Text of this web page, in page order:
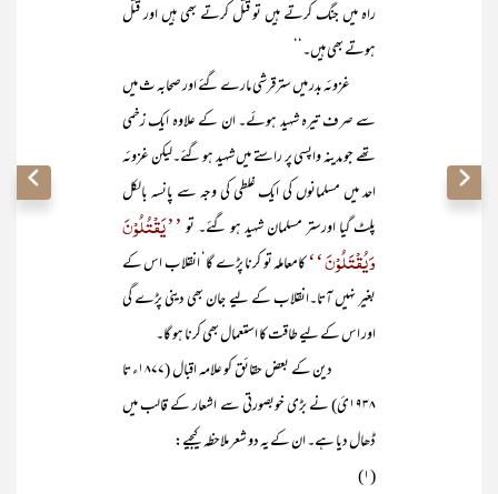
راہ میں جنگ کرتے ہیں تو قتل کرتے بھی ہیں اور قتل
ہوتے بھی ہیں۔‘‘
غزوئہ بدر میں سترقرشی مارے گئے اور صحابہ ث میں
سے صرف تیرہ شہید ہوئے۔ ان کے علاوہ ایک زخمی
تھے جو مدینہ واپسی پر راستے میں شہید ہو گئے۔لیکن غزوئہ
احد میں مسلمانوں کی ایک غلطی کی وجہ سے پانسہ بالکل
پلٹ گیا اورستر مسلمان شہید ہو گئے۔ تو’’یَقْتُلُوْنَ
وَیُقْتَلُوْنَ ‘‘کامعاملہ تو کرنا پڑے گا‘ انقلاب اس کے
بغیر نہیں آتا۔انقلاب کے لیے جان بھی دینی پڑے گی
اور اس کے لیے طاقت کا استعمال بھی کرنا ہو گا۔
دین کے بعض حقائق کو علامہ اقبال (۱۸۷۷ء تا
۱۹۳۸ئ) نے بڑی خوبصورتی سے اشعار کے قالب میں
ڈھال دیا ہے۔ ان کے یہ دو شعر ملاحظہ کیجیے:
(۱)